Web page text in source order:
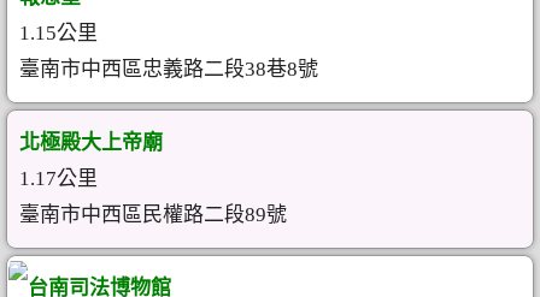
1.15公里
臺南市中西區忠義路二段38巷8號
北極殿大上帝廟
1.17公里
臺南市中西區民權路二段89號
台南司法博物館